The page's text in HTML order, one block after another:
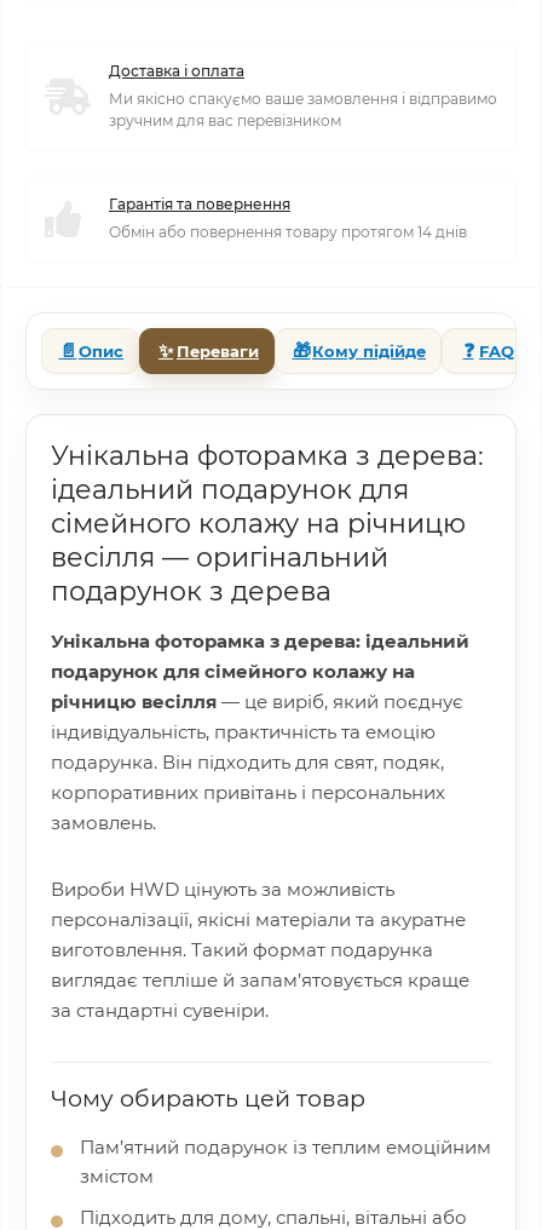
Доставка і оплата
Ми якісно спакуємо ваше замовлення і відправимо
зручним для вас перевізником
Гарантія та повернення
Обмін або повернення товару протягом 14 днів
📄 Опис ✨ Переваги 🎁Кому підійде ❓ FAQ
Унікальна фоторамка з дерева:
ідеальний подарунок для
сімейного колажу на річницю
весілля — оригінальний
подарунок з дерева
Унікальна фоторамка з дерева: ідеальний
подарунок для сімейного колажу на
річницю весілля — це виріб, який поєднує
індивідуальність, практичність та емоцію
подарунка. Він підходить для свят, подяк,
корпоративних привітань і персональних
замовлень.
Вироби HWD цінують за можливість
персоналізації, якісні матеріали та акуратне
виготовлення. Такий формат подарунка
виглядає тепліше й запам’ятовується краще
за стандартні сувеніри.
Чому обирають цей товар
Пам’ятний подарунок із теплим емоційним
змістом
Підходить для дому, спальні, вітальні або